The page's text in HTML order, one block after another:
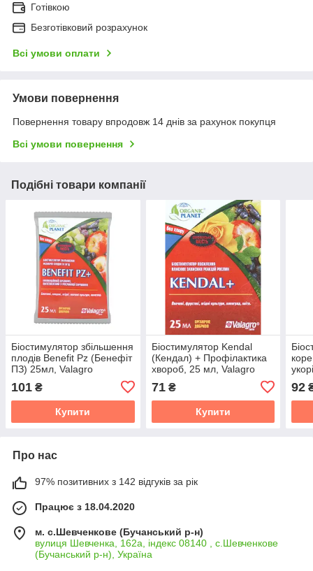
Готівкою
Безготівковий розрахунок
Всі умови оплати
Умови повернення
Повернення товару впродовж 14 днів за рахунок покупця
Всі умови повернення
Подібні товари компанії
Біостимулятор збільшення
плодів Benefit Pz (Бенефіт
ПЗ) 25мл, Valagro
101 ₴
Купити
Біостимулятор Kendal
(Кендал) + Профілактика
хвороб, 25 мл, Valagro
71₴
Купити
92
Про нас
97% позитивних з 142 відгуків за рік
Працює з 18.04.2020
м. с.Шевченкове (Бучанський р-н)
вулиця Шевченка, 162а, індекс 08140 , с.Шевченкове
(Бучанський р-н), Україна